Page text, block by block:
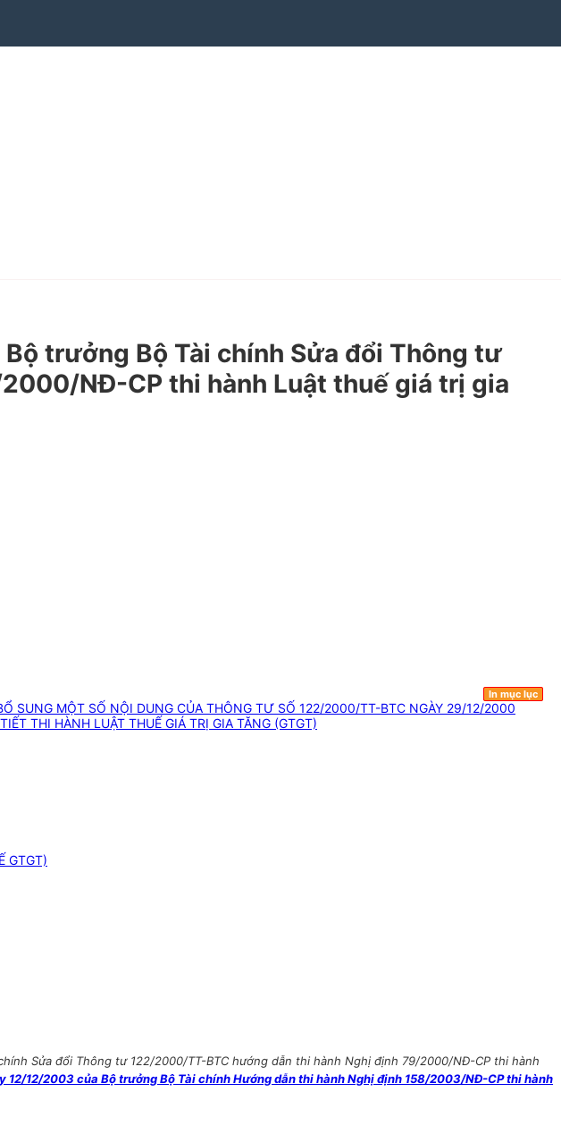
trưởng Bộ Tài chính Sửa đổi Thông tư
NĐ-CP thi hành Luật thuế giá trị gia
In mục lục
SUNG MỘT SỐ NỘI DUNG CỦA THÔNG TƯ SỐ 122/2000/TT-BTC NGÀY 29/12/2000
THI HÀNH LUẬT THUẾ GIÁ TRỊ GIA TĂNG (GTGT)
GTGT)
Sửa đổi Thông tư 122/2000/TT-BTC hướng dẫn thi hành Nghị định 79/2000/NĐ-CP thi hành
12/12/2003 của Bộ trưởng Bộ Tài chính Hướng dẫn thi hành Nghị định 158/2003/NĐ-CP thi hành